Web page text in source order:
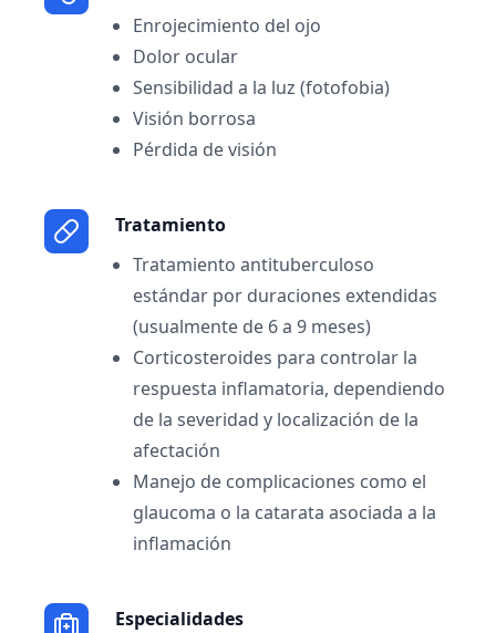
Enrojecimiento del ojo
Dolor ocular
Sensibilidad a la luz (fotofobia)
Visión borrosa
Pérdida de visión
Tratamiento
Tratamiento antituberculoso
estándar por duraciones extendidas
(usualmente de 6 a 9 meses)
Corticosteroides para controlar la
respuesta inflamatoria, dependiendo
de la severidad y localización de la
afectación
Manejo de complicaciones como el
glaucoma o la catarata asociada a la
inflamación
Especialidades